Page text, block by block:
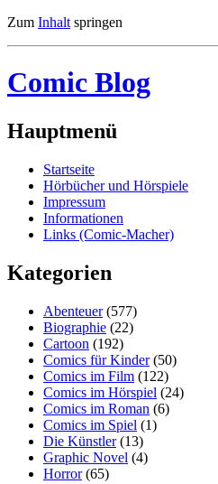
Zum Inhalt springen
Comic Blog
Hauptmenü
Startseite
Hörbücher und Hörspiele
Impressum
Informationen
Links (Comic-Macher)
Kategorien
Abenteuer(577)
Biographie (22)
Cartoon (192)
Comics für Kinder(50)
Comics im Film (122)
Comics im Hörspiel (24)
Comics im Roman (6)
Comics im Spiel (1)
Die Künstler(13)
Graphic Novel (4)
Horror(65)